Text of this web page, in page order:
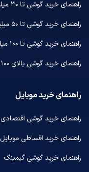
راهنمای خرید گوشی تا ۳۰ میلیون
راهنمای خرید گوشی تا ۵۰ میلیون
راهنمای خرید گوشی تا ۱۰۰ میلیون
راهنمای خرید گوشی بالای ۱۰۰ میلیون
راهنمای خرید موبایل
راهنمای خرید گوشی اقتصادی
راهنمای خرید اقساطی موبایل
راهنمای خرید گوشی گیمینگ